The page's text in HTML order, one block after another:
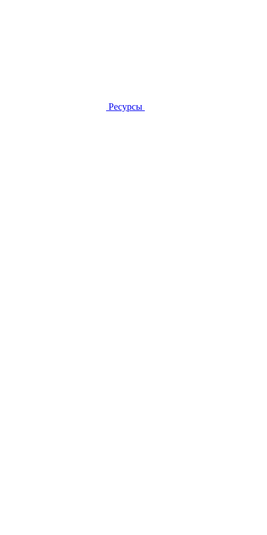
Ресурсы